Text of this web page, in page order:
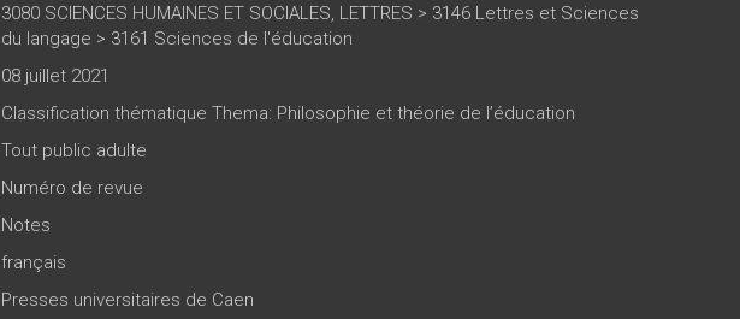
3080 SCIENCES HUMAINES ET SOCIALES, LETTRES > 3146 Lettres et Sciences
du langage > 3161 Sciences de l'éducation
08 juillet 2021
Classification thématique Thema: Philosophie et théorie de l’éducation
Tout public adulte
Numéro de revue
Notes
français
Presses universitaires de Caen